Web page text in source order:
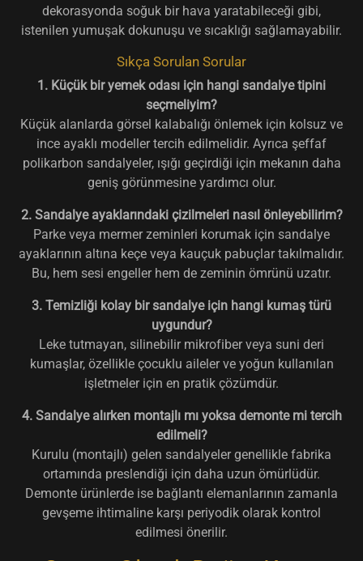
dekorasyonda soğuk bir hava yaratabileceği gibi,
istenilen yumuşak dokunuşu ve sıcaklığı sağlamayabilir.
Sıkça Sorulan Sorular
1. Küçük bir yemek odası için hangi sandalye tipini
seçmeliyim?
Küçük alanlarda görsel kalabalığı önlemek için kolsuz ve
ince ayaklı modeller tercih edilmelidir. Ayrıca şeffaf
polikarbon sandalyeler, ışığı geçirdiği için mekanın daha
geniş görünmesine yardımcı olur.
2. Sandalye ayaklarındaki çizilmeleri nasıl önleyebilirim?
Parke veya mermer zeminleri korumak için sandalye
ayaklarının altına keçe veya kauçuk pabuçlar takılmalıdır.
Bu, hem sesi engeller hem de zeminin ömrünü uzatır.
3. Temizliği kolay bir sandalye için hangi kumaş türü
uygundur?
Leke tutmayan, silinebilir mikrofiber veya suni deri
kumaşlar, özellikle çocuklu aileler ve yoğun kullanılan
işletmeler için en pratik çözümdür.
4. Sandalye alırken montajlı mı yoksa demonte mi tercih
edilmeli?
Kurulu (montajlı) gelen sandalyeler genellikle fabrika
ortamında preslendiği için daha uzun ömürlüdür.
Demonte ürünlerde ise bağlantı elemanlarının zamanla
gevşeme ihtimaline karşı periyodik olarak kontrol
edilmesi önerilir.